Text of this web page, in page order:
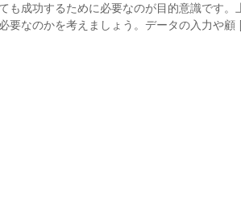
も成功するために必要なのが目的意識です。
要なのかを考えましょう。データの入力や顧